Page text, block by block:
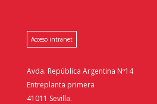
Acceso intranet
Avda. República Argentina Nº14
Entreplanta primera
41011 Sevilla.